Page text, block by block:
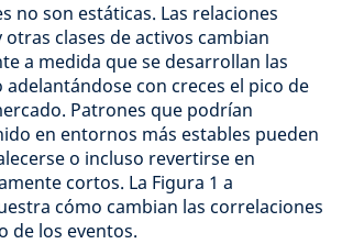
no son estáticas. Las relaciones
otras clases de activos cambian
a medida que se desarrollan las
adelantándose con creces el pico de
Patrones que podrían
en entornos más estables pueden
o incluso revertirse en
cortos. La Figura 1 a
cómo cambian las correlaciones
de los eventos.